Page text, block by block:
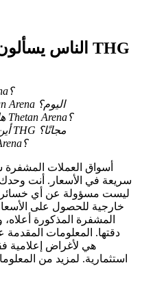
تحليل البيانات الضخمة بما
الناس يسألون أيضًا: أسئلة أخرى حول THG
لماذا ينخفض سعر Thetan Arena؟
ما هي القيمة السوقية لـ Thetan Arena اليوم؟
هل الآن وقت جيد للاستثمار في Thetan Arena؟
أين يمكنك الحصول على مكافآت THG مجانًا؟
كيف يمكنك تتبع سعر Thetan Arena؟
أسواق العملات المشفرة
سريعة في الأسعار. أنت
خارجية للحصول على الأسعار
المشفرة المذكورة
دقتها. المعلومات
هي لأغراض إعلامية
استثمارية. لمزيد من